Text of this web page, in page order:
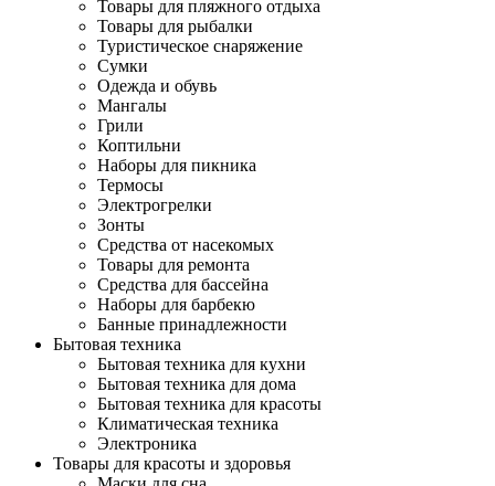
Товары для пляжного отдыха
Товары для рыбалки
Туристическое снаряжение
Сумки
Одежда и обувь
Мангалы
Грили
Коптильни
Наборы для пикника
Термосы
Электрогрелки
Зонты
Средства от насекомых
Товары для ремонта
Средства для бассейна
Наборы для барбекю
Банные принадлежности
Бытовая техника
Бытовая техника для кухни
Бытовая техника для дома
Бытовая техника для красоты
Климатическая техника
Электроника
Товары для красоты и здоровья